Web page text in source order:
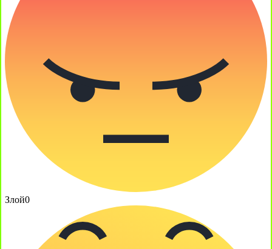
Злой0